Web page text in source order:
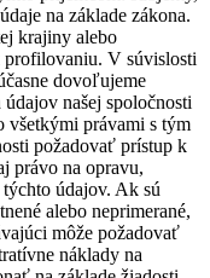
na základe zákona.
krajiny alebo
profilovaniu. V súvislosti
dovoľujeme
našej spoločnosti
všetkými právami s tým
požadovať prístup k
právo na opravu,
údajov. Ak sú
alebo neprimerané,
môže požadovať
náklady na